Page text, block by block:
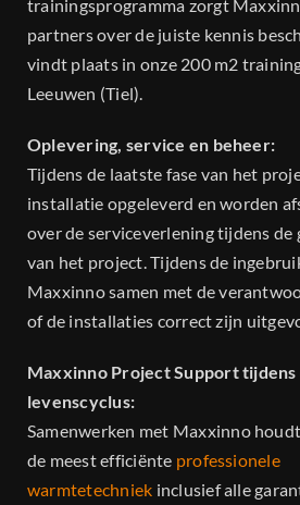
trainingsprogramma zorgt
partners over de juiste kennis
vindt plaats in onze 200 m2
Leeuwen (Tiel).
Oplevering, service en beheer:
Tijdens de laatste fase van het
installatie opgeleverd en worden
over de serviceverlening tijdens de
van het project. Tijdens de
Maxxinno samen met de
of de installaties correct zijn
Maxxinno Project Support tijdens
levenscyclus:
Samenwerken met Maxxinno
de meest efficiënte professionele
warmtetechniek inclusief alle